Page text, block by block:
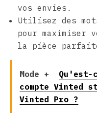
vos envies.
Utilisez des
pour maximiser
la pièce
Mode +
compte Vinted
Vinted Pro ?